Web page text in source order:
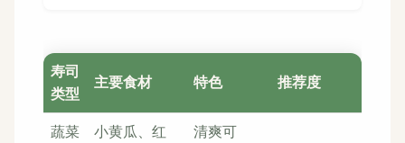
寿司
类型
主要食材 特色 推荐度
蔬菜
小黄瓜、红
清爽可